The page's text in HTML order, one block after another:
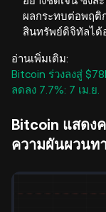
ผลกระทบต่อพฤติ
สินทรัพย์ดิจิทัลได้
อ่านเพิ่มเติม:
Bitcoin ร่วงลงสู่
ลดลง 7.7%: 7 เม.ย.
Bitcoin แสดง
ความผันผวนท